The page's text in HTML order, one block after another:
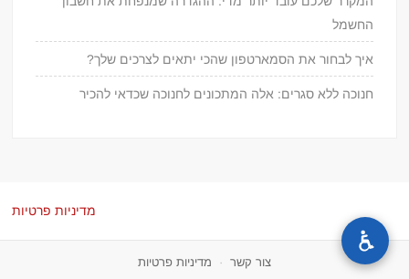
החשמל
איך לבחור את הסמארטפון שהכי יתאים לצרכים שלך?
חנוכה ללא סגרים: אלה המתכונים לחנוכה שכדאי להכיר
מדיניות פרטיות
צור קשר · מדיניות פרטיות